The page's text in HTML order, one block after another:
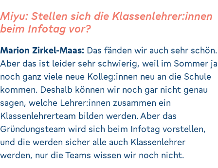
Miyu: Stellen sich die Klassenlehrer:innen
beim Infotag vor?
Marion Zirkel-Maas: Das fänden wir auch sehr schön.
Aber das ist leider sehr schwierig, weil im Sommer ja
noch ganz viele neue Kolleg:innen neu an die Schule
kommen. Deshalb können wir noch gar nicht genau
sagen, welche Lehrer:innen zusammen ein
Klassenlehrerteam bilden werden. Aber das
Gründungsteam wird sich beim Infotag vorstellen,
und die werden sicher alle auch Klassenlehrer
werden, nur die Teams wissen wir noch nicht.